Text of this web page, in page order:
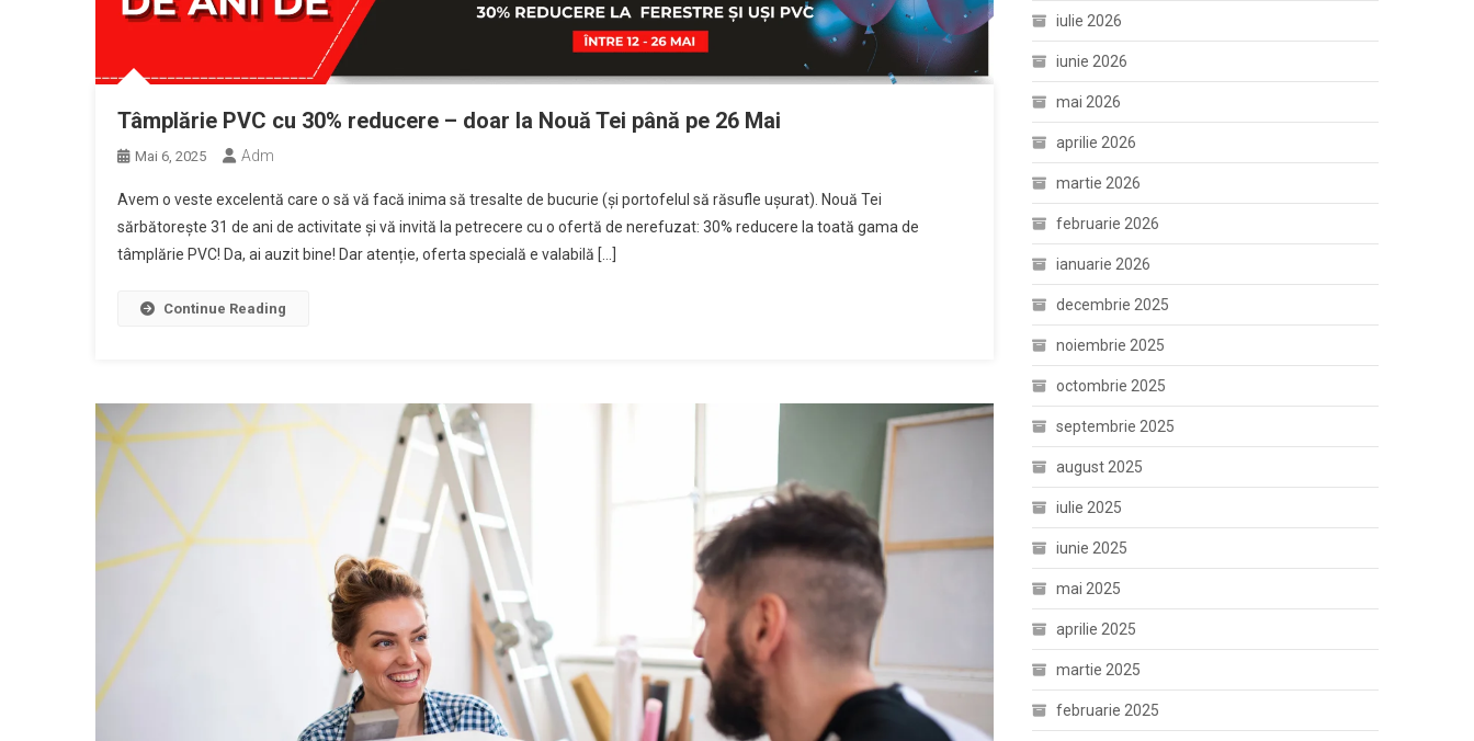
Tâmplărie PVC cu 30% reducere – doar la Nouă Tei până pe 26 Mai
Mai 6, 2025 Adm
Avem o veste excelentă care o să vă facă inima să tresalte de bucurie (și portofelul să răsufle ușurat). Nouă Tei
sărbătorește 31 de ani de activitate și vă invită la petrecere cu o ofertă de nerefuzat: 30% reducere la toată gama de
tâmplărie PVC! Da, ai auzit bine! Dar atenție, oferta specială e valabilă […]
Continue Reading
iulie 2026
iunie 2026
mai 2026
aprilie 2026
martie 2026
februarie 2026
ianuarie 2026
decembrie 2025
noiembrie 2025
octombrie 2025
septembrie 2025
august 2025
iulie 2025
iunie 2025
mai 2025
aprilie 2025
martie 2025
februarie 2025